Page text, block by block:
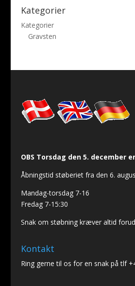
Kategorier
Kategorier
Gravsten
OBS Torsdag den 5. december
Åbningstid støberiet fra den 6.
Mandag-torsdag 7-16
Fredag 7-15:30
Snak om støbning kræver altid
Kontakt
Ring gerne til os for en snak på tlf